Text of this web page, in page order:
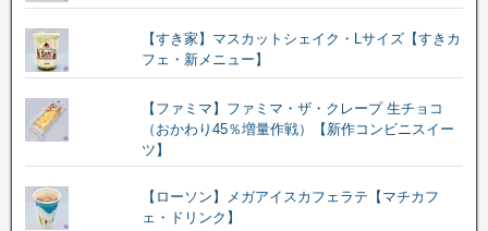
【すき家】マスカットシェイク・Lサイズ【すきカ
フェ・新メニュー】
【ファミマ】ファミマ・ザ・クレープ 生チョコ
（おかわり45％増量作戦）【新作コンビニスイー
ツ】
【ローソン】メガアイスカフェラテ【マチカフ
ェ・ドリンク】